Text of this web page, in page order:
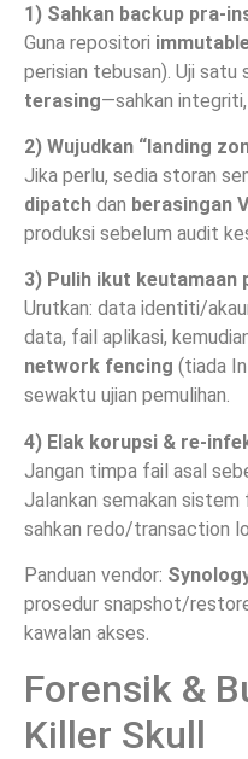
1) Sahkan backup pra-
Guna repositori
perisian tebusan). Uji satu
terasing—sahkan integriti,
2) Wujudkan “landing
Jika perlu, sedia storan
dipatch dan berasingan
produksi sebelum audit
3) Pulih ikut keutamaan
Urutkan: data identiti/
data, fail aplikasi,
network fencing (tiada
sewaktu ujian pemulihan.
4) Elak korupsi & re-
Jangan timpa fail asal
Jalankan semakan sistem
sahkan redo/transaction
Panduan vendor:
prosedur snapshot/
kawalan akses.
Forensik &
Killer Skull